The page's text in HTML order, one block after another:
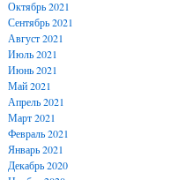
Октябрь 2021
Сентябрь 2021
Август 2021
Июль 2021
Июнь 2021
Май 2021
Апрель 2021
Март 2021
Февраль 2021
Январь 2021
Декабрь 2020